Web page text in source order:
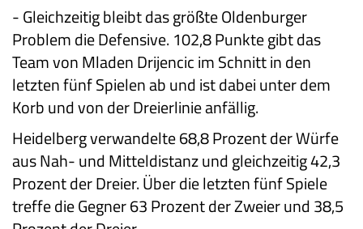
-Gleichzeitig bleibt das größte Oldenburger
Problem die Defensive. 102,8 Punkte gibt das
Team von Mladen Drijencic im Schnitt in den
letzten fünf Spielen ab und ist dabei unter dem
Korb und von der Dreierlinie anfällig.
Heidelberg verwandelte 68,8 Prozent der Würfe
aus Nah- und Mitteldistanz und gleichzeitig 42,3
Prozent der Dreier. Über die letzten fünf Spiele
treffe die Gegner 63 Prozent der Zweier und 38,5